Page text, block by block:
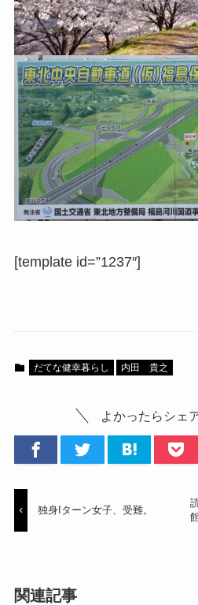
[template id=”1237″]
だてな健幸暮らし 内田 貴之
よかったらシェ
独身Iターン女子、受難。
関連記事